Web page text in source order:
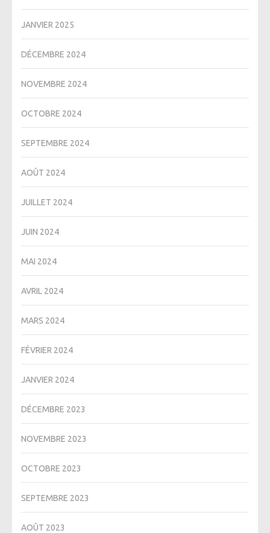
JANVIER 2025
DÉCEMBRE 2024
NOVEMBRE 2024
OCTOBRE 2024
SEPTEMBRE 2024
AOÛT 2024
JUILLET 2024
JUIN 2024
MAI 2024
AVRIL 2024
MARS 2024
FÉVRIER 2024
JANVIER 2024
DÉCEMBRE 2023
NOVEMBRE 2023
OCTOBRE 2023
SEPTEMBRE 2023
AOÛT 2023